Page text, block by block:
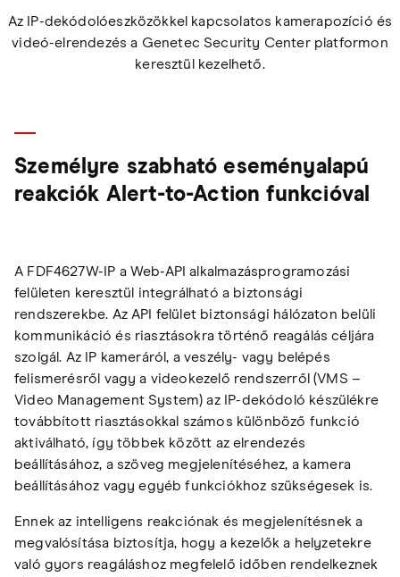
Az IP-dekódolóeszközökkel kapcsolatos kamerapozíció és
videó-elrendezés a Genetec Security Center platformon
keresztül kezelhető.
Személyre szabható eseményalapú
reakciók Alert-to-Action funkcióval
A FDF4627W-IP a Web-API alkalmazásprogramozási
felületen keresztül integrálható a biztonsági
rendszerekbe. Az API felület biztonsági hálózaton belüli
kommunikáció és riasztásokra történő reagálás céljára
szolgál. Az IP kameráról, a veszély- vagy belépés
felismerésről vagy a videokezelő rendszerről (VMS –
Video Management System) az IP-dekódoló készülékre
továbbított riasztásokkal számos különböző funkció
aktiválható, így többek között az elrendezés
beállításához, a szöveg megjelenítéséhez, a kamera
beállításához vagy egyéb funkciókhoz szükségesek is.
Ennek az intelligens reakciónak és megjelenítésnek a
megvalósítása biztosítja, hogy a kezelők a helyzetekre
való gyors reagáláshoz megfelelő időben rendelkeznek